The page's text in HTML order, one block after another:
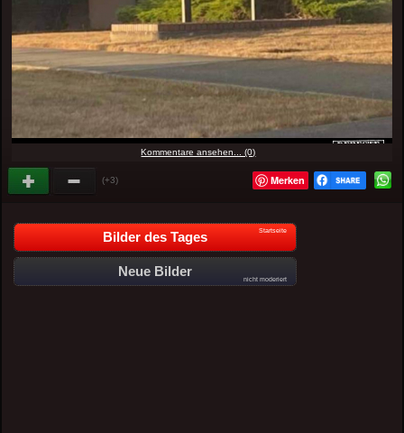
Kommentare ansehen... (0)
(+3) Merken
Bilder des Tages Startseite
Neue Bilder
nicht moderiert